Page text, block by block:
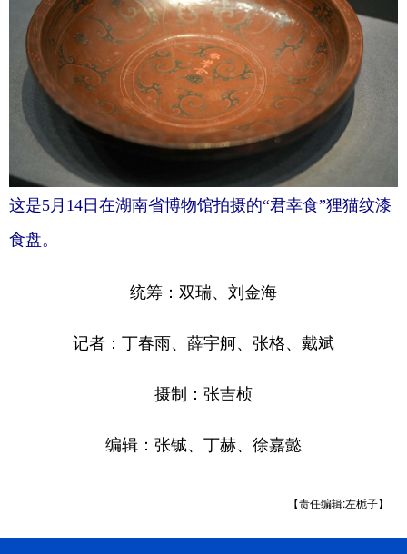
这是5月14日在湖南省博物馆拍摄的“君幸食”狸猫纹漆
食盘。
统筹：双瑞、刘金海
记者：丁春雨、薛宇舸、张格、戴斌
摄制：张吉桢
编辑：张铖、丁赫、徐嘉懿
【责任编辑:左栀子】